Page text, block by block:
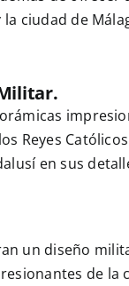
ciudad de
Reyes
en sus
un diseño
de la